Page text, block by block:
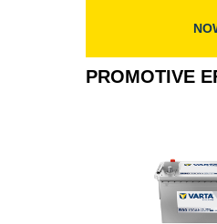
PROMOTIVE